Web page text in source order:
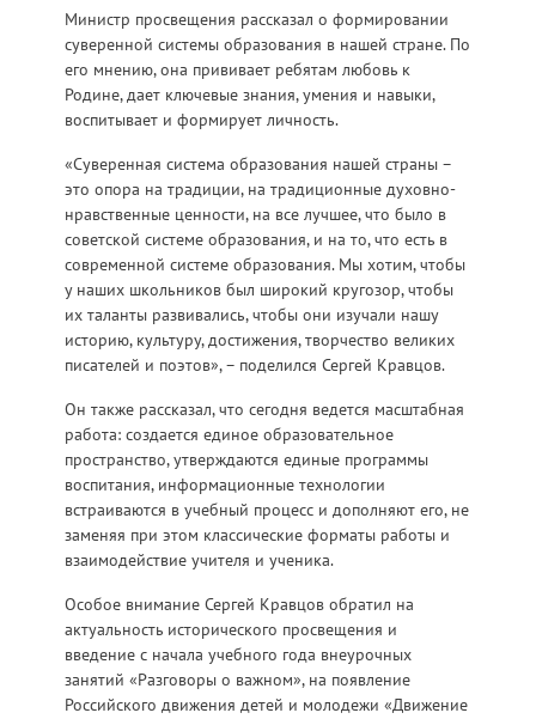
Министр просвещения рассказал о формировании
суверенной системы образования в нашей стране. По
его мнению, она прививает ребятам любовь к
Родине, дает ключевые знания, умения и навыки,
воспитывает и формирует личность.
«Суверенная система образования нашей страны –
это опора на традиции, на традиционные духовно-
нравственные ценности, на все лучшее, что было в
советской системе образования, и на то, что есть в
современной системе образования. Мы хотим, чтобы
у наших школьников был широкий кругозор, чтобы
их таланты развивались, чтобы они изучали нашу
историю, культуру, достижения, творчество великих
писателей и поэтов», – поделился Сергей Кравцов.
Он также рассказал, что сегодня ведется масштабная
работа: создается единое образовательное
пространство, утверждаются единые программы
воспитания, информационные технологии
встраиваются в учебный процесс и дополняют его, не
заменяя при этом классические форматы работы и
взаимодействие учителя и ученика.
Особое внимание Сергей Кравцов обратил на
актуальность исторического просвещения и
введение с начала учебного года внеурочных
занятий «Разговоры о важном», на появление
Российского движения детей и молодежи «Движение